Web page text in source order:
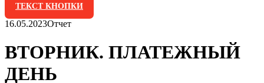
ТЕКСТ КНОПКИ
16.05.2023Отчет
ВТОРНИК. ПЛАТЕЖНЫЙ
ДЕНЬ